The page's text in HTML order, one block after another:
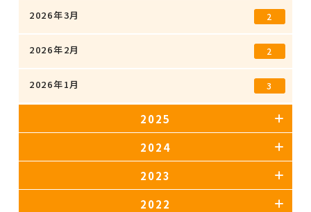
2026年3月 2
2026年2月 2
2026年1月 3
2025
2024
2023
2022